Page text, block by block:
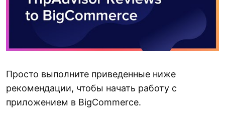
Просто выполните приведенные ниже
рекомендации, чтобы начать работу с
приложением в BigCommerce.